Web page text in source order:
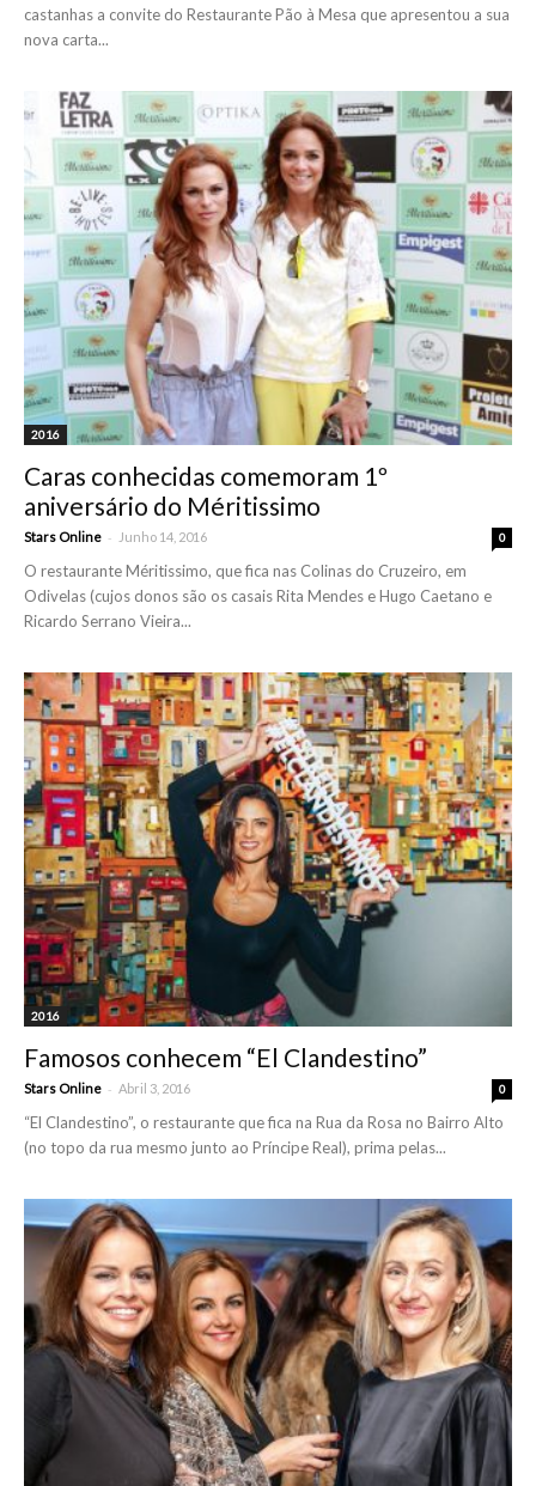
castanhas a convite do Restaurante Pão à Mesa que apresentou a sua
nova carta...
2016
Caras conhecidas comemoram 1º
aniversário do Méritissimo
Stars Online - Junho 14, 2016 0
O restaurante Méritissimo, que fica nas Colinas do Cruzeiro, em
Odivelas (cujos donos são os casais Rita Mendes e Hugo Caetano e
Ricardo Serrano Vieira...
2016
Famosos conhecem “El Clandestino”
Stars Online - Abril 3, 2016 0
“El Clandestino”, o restaurante que fica na Rua da Rosa no Bairro Alto
(no topo da rua mesmo junto ao Príncipe Real), prima pelas...